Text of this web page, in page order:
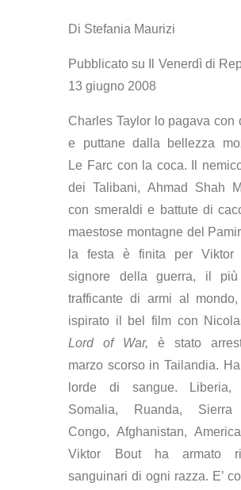
Di Stefania Maurizi
Pubblicato su Il Venerdì di
13 giugno 2008
Charles Taylor lo pagava con
e puttane dalla bellezza
Le Farc con la coca. Il
dei Talibani, Ahmad Shah
con smeraldi e battute di
maestose montagne del
la festa è finita per Viktor
signore della guerra, il più
trafficante di armi al
ispirato il bel film con
Lord of War, è stato
marzo scorso in Tailandia.
lorde di sangue. Liberia,
Somalia, Ruanda, Sierra
Congo, Afghanistan,
Viktor Bout ha armato
sanguinari di ogni razza. E’